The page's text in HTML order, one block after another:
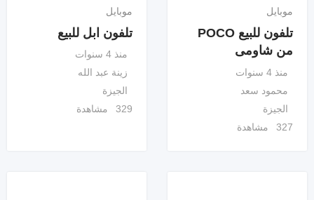
موبايل
تلفون للبيع POCO
من شاومى
منذ 4 سنوات
محمود سعد
الجيزة
327 مشاهدة
موبايل
تلفون ابل للبيع
منذ 4 سنوات
زينة عبد الله
الجيزة
329 مشاهدة